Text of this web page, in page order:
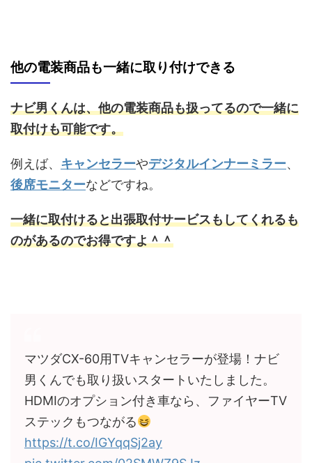
他の電装商品も一緒に取り付けできる
ナビ男くんは、他の電装商品も扱ってるので一緒に
取付けも可能です。
例えば、 キャンセラーやデジタルインナーミラー、
後席モニターなどですね。
一緒に取付けると出張取付サービスもしてくれるも
のがあるのでお得ですよ＾＾
マツダCX-60用TVキャンセラーが登場！ナビ
男くんでも取り扱いスタートいたしました。
HDMIのオプション付き車なら、ファイヤーTV
ステックもつながる
https://t.co/IGYqqSj2ay